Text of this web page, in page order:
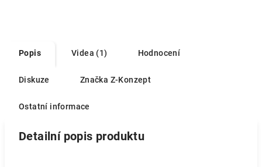
Popis Videa (1) Hodnocení
Diskuze Značka Z-Konzept
Ostatní informace
Detailní popis produktu